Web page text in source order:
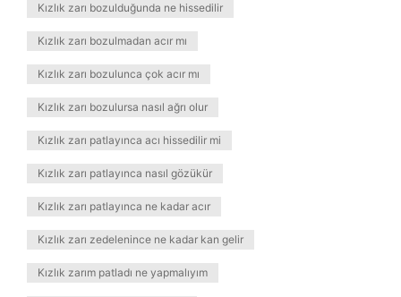
Kızlık zarı bozulduğunda ne hissedilir
Kızlık zarı bozulmadan acır mı
Kızlık zarı bozulunca çok acır mı
Kızlık zarı bozulursa nasıl ağrı olur
Kızlık zarı patlayınca acı hissedilir mi
Kızlık zarı patlayınca nasıl gözükür
Kızlık zarı patlayınca ne kadar acır
Kızlık zarı zedelenince ne kadar kan gelir
Kızlık zarım patladı ne yapmalıyım